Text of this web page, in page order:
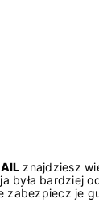
znajdziesz
była bardziej
zabezpiecz je